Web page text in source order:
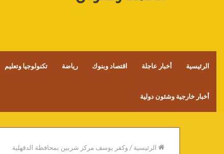
الرئيسية أخبار عاجلة اقتصاد وبنوك رياضة تكنولوجيا وتعليم
أخبار خارجية وشئون دولية
الرئيسية/وكفر يوسف مركز شربين بمحافظة الدقهلية